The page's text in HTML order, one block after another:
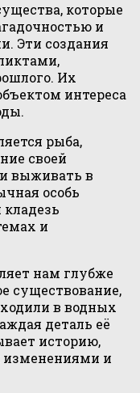
которые
и
Эти создания
Их
интереса
рыба,
своей
выживать в
особь
и
нам глубже
существование,
в водных
деталь её
историю,
изменениями и